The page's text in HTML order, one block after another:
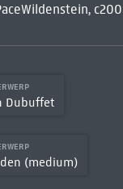
Dubuffet
(medium)